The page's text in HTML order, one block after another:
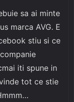
sa ai minte
marca AVG. E
stiu si ce
iti spune in
tot ce stie